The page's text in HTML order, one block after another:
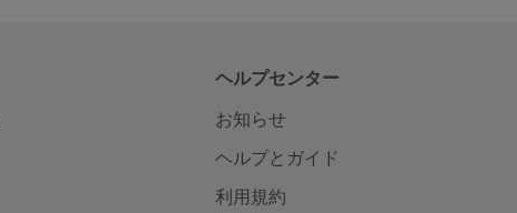
ヘルプセンター
お知らせ
ヘルプとガイド
利用規約